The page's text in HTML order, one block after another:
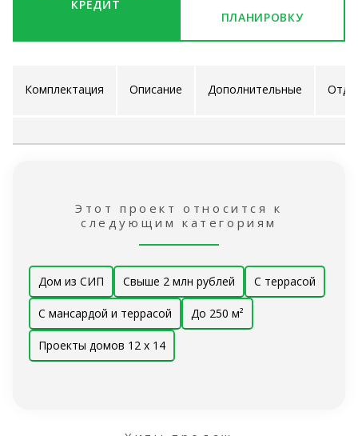
ПЛАНИРОВКУ
КРЕДИТ
Комплектация Описание Дополнительные
Этот проект относится к
следующим категориям
Дом из СИП Свыше 2 млн рублей С террасой
С мансардой и террасой До 250 м²
Проекты домов 12 x 14